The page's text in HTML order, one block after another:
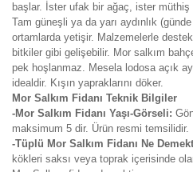
başlar. İster ufak bir ağaç, ister
Tam güneşli ya da yarı aydınlık
ortamlarda yetişir. Malzemelerle
bitkiler gibi gelişebilir. Mor salkım
pek hoşlanmaz. Mesela lodosa açık
idealdir. Kışın yapraklarını döker.
Mor Salkım Fidanı Teknik Bilgiler
-Mor Salkım Fidanı Yaşı-Görseli:
maksimum 5 dir. Ürün resmi temsilidir.
-Tüplü Mor Salkım Fidanı Ne
kökleri saksı veya toprak içerisinde